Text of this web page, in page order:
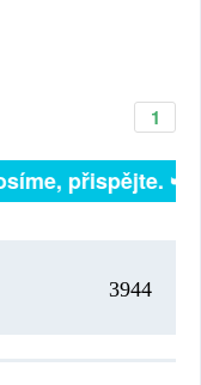
1
přispějte. ➥
3944